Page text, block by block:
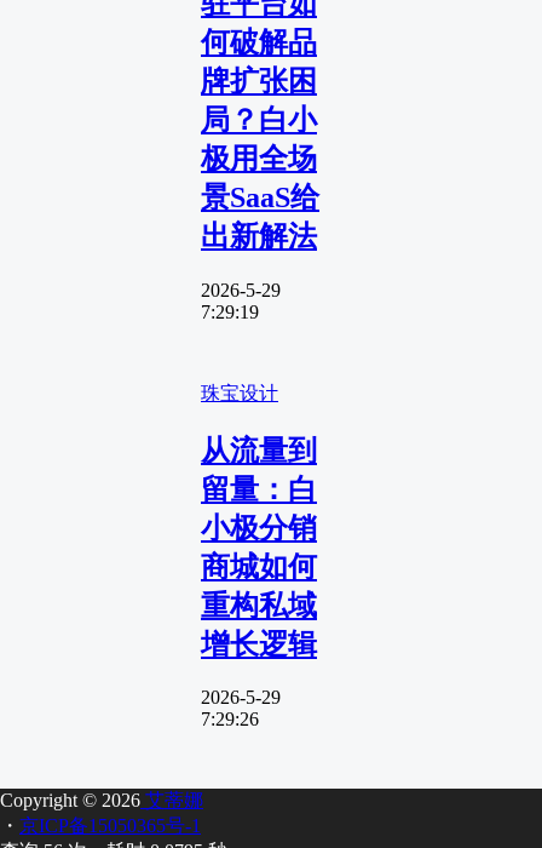
何破解品
牌扩张困
局？白小
极用全场
景SaaS给
出新解法
2026-5-29
7:29:19
珠宝设计
从流量到
留量：白
小极分销
商城如何
重构私域
增长逻辑
2026-5-29
7:29:26
Copyright © 2026 艾蒂娜
・ 京ICP备15050365号-1